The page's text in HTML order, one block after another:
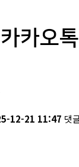
카오
12-21 11:47 댓